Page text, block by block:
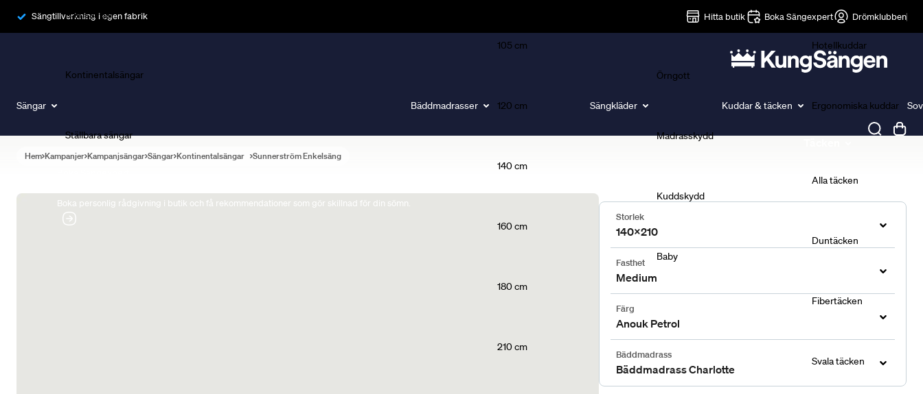
Sängtillverkning i egen fabrik Hitta butik Boka Sängexpert Drömklubben
Sängar
Ramsängar
Kontinentalsängar
Ställbara sängar
Boka personlig rådgivning i butik och få rekommendationer som gör skillnad för din sömn.
Bäddmadrasser
105 cm
120 cm
140 cm
160 cm
180 cm
210 cm
Sängkläder
Örngott
Madrasskydd
Kuddskydd
Baby
Kuddar & täcken
Hotellkuddar
Ergonomiska kuddar
Alla täcken
Duntäcken
Fibertäcken
Svala täcken
Hem Kampanjer Kampanjsängar Sängar Kontinentalsängar Sunnerström Enkelsäng
Storlek
140x210
Fasthet
Medium
Färg
Anouk Petrol
Bäddmadrass
Bäddmadrass Charlotte